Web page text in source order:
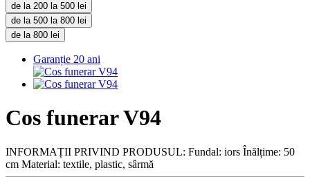
de la 200 la 500 lei
de la 500 la 800 lei
de la 800 lei
Garanție 20 ani
Cos funerar V94
INFORMAȚII PRIVIND PRODUSUL: Fundal: iors Înălțime: 50
cm Material: textile, plastic, sârmă